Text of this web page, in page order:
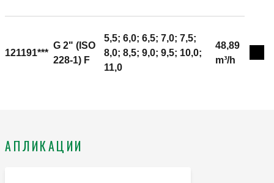
121191***
G 2" (ISO
228-1) F
5,5; 6,0; 6,5; 7,0; 7,5;
8,0; 8,5; 9,0; 9,5; 10,0;
11,0
48,89
m³/h
АПЛИКАЦИИ